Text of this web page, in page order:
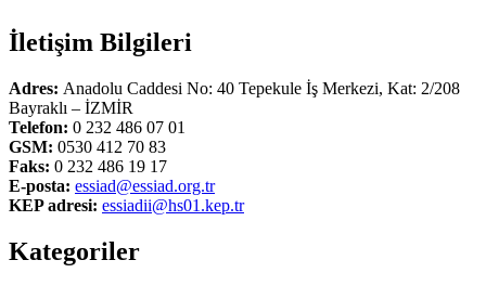
İletişim Bilgileri
Adres: Anadolu Caddesi No: 40 Tepekule İş Merkezi, Kat: 2/208
Bayraklı – İZMİR
Telefon: 0 232 486 07 01
GSM: 0530 412 70 83
Faks: 0 232 486 19 17
E-posta: essiad@essiad.org.tr
KEP adresi: essiadii@hs01.kep.tr
Kategoriler